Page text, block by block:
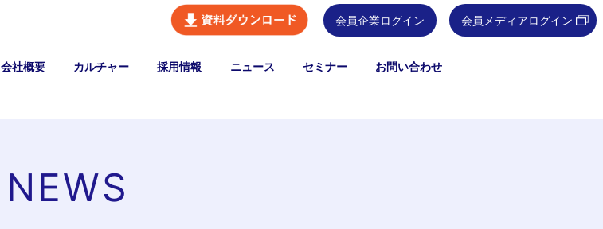
会員企業ログイン 会員メディアログイン
会社概要 カルチャー 採用情報 ニュース セミナー お問い合わせ
NEWS